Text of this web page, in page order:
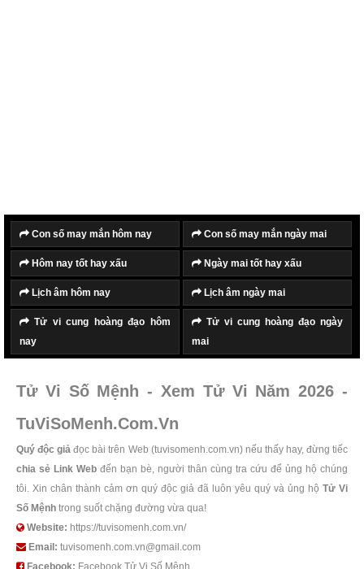
Con số may mắn hôm nay Con số may mắn ngày mai
Hôm nay tốt hay xấu Ngày mai tốt hay xấu
Lịch âm hôm nay Lịch âm ngày mai
Tử vi cung hoàng đạo hôm
nay
Tử vi cung hoàng đạo ngày
mai
Tử Vi Số Mệnh - Xem Tử Vi Năm 2026 -
TuViSoMenh.Com.Vn
Quý độc giả đọc bài trên Web (tuvisomenh.com.vn) nếu thấy hay, đừng tiếc
chia sẻ Link Web đến bạn bè, người thân cùng tra cứu để ủng hộ chúng
tôi. Xin chân thành cảm ơn quý độc giả đã luôn yêu quý và ủng hộ Tử Vi
Số Mệnh trong suốt chặng đường vừa qua!
Website: https://tuvisomenh.com.vn/
Email: tuvisomenh.com.vn@gmail.com
Facebook: Facebook Tử Vi Số Mệnh